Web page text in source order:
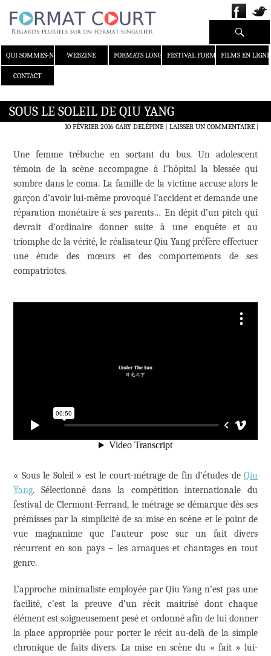
QUI SOMMES-NOUS ?WEBZINE FORMATS LONGS FESTIVAL FORMAT COURT
FILMS EN LIGNE
CONTACT
Recherche
SOUS LE SOLEIL DE QIU YANG
10 FÉVRIER 2016 GARY DELÉPINE LAISSER UN COMMENTAIRE|
Une femme trébuche en sortant du bus. Un adolescent
témoin de la scène accompagne à l’hôpital la blessée qui
sombre dans le coma. La famille de la victime accuse alors le
garçon d’avoir lui-même provoqué l’accident et demande une
réparation monétaire à ses parents… En dépit d’un pitch qui
devrait d’ordinaire donner suite à une enquête et au
triomphe de la vérité, le réalisateur Qiu Yang préfère effectuer
une étude des mœurs et des comportements de ses
compatriotes.
« Sous le Soleil » est le court-métrage de fin d’études de Qiu
Yang. Sélectionné dans la compétition internationale du
festival de Clermont-Ferrand, le métrage se démarque dès ses
prémisses par la simplicité de sa mise en scène et le point de
vue magnanime que l’auteur pose sur un fait divers
récurrent en son pays – les arnaques et chantages en tout
genre.
L’approche minimaliste employée par Qiu Yang n’est pas une
facilité, c’est la preuve d’un récit maitrisé dont chaque
élément est soigneusement pesé et ordonné afin de lui donner
la place appropriée pour porter le récit au-delà de la simple
chronique de faits divers. La mise en scène du « fait » lui-